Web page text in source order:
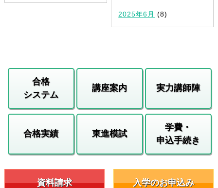
2025年6月 (8)
合格
システム
講座案内 実力講師陣
合格実績 東進模試
学費・
申込手続き
資料請求 入学のお申込み